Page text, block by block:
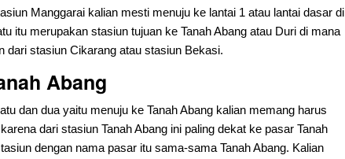
Manggarai kalian mesti menuju ke lantai 1 atau lantai dasar di
itu merupakan stasiun tujuan ke Tanah Abang atau Duri di mana
dari stasiun Cikarang atau stasiun Bekasi.
Abang
dan dua yaitu menuju ke Tanah Abang kalian memang harus
dari stasiun Tanah Abang ini paling dekat ke pasar Tanah
dengan nama pasar itu sama-sama Tanah Abang. Kalian